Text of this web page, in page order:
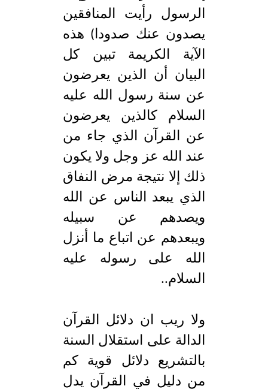
الرسول رأيت المنافقين
يصدون عنك صدودا) هذه
الآية الكريمة تبين كل
البيان أن الذين يعرضون
عن سنة رسول الله عليه
السلام كالذين يعرضون
عن القرآن الذي جاء من
عند الله عز وجل ولا يكون
ذلك إلا نتيجة مرض النفاق
الذي يبعد الناس عن الله
ويصدهم عن سبيله
ويبعدهم عن اتباع ما أنزل
الله على رسوله عليه
السلام..
ولا ريب ان دلائل القرآن
الدالة على استقلال السنة
بالتشريع دلائل قوية كم
من دليل في القرآن يدل